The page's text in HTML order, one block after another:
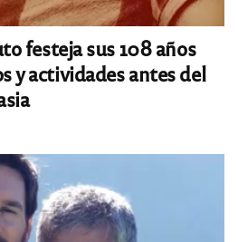
festeja sus 108 años
y actividades antes del